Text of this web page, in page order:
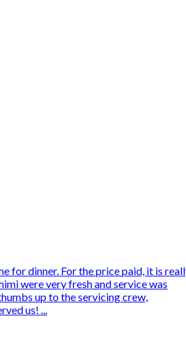
for dinner. For the price paid, it is
were very fresh and service was
up to the servicing crew,
us! ...